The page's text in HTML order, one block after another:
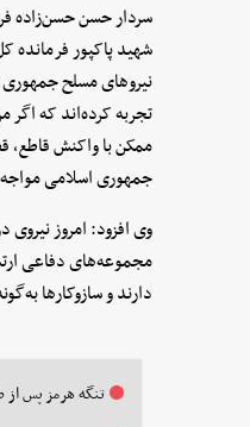
سردار حسن حسن‌زاده
شهید پاکپور فرمانده
نیروهای مسلح جمهوری
تجربه کرده‌اند که
ممکن با واکنش قاطع،
جمهوری اسلامی
وی افزود: امروز نیروی
مجموعه‌های دفاعی
دارند و سازوکارها
تنگه هرمز پس از